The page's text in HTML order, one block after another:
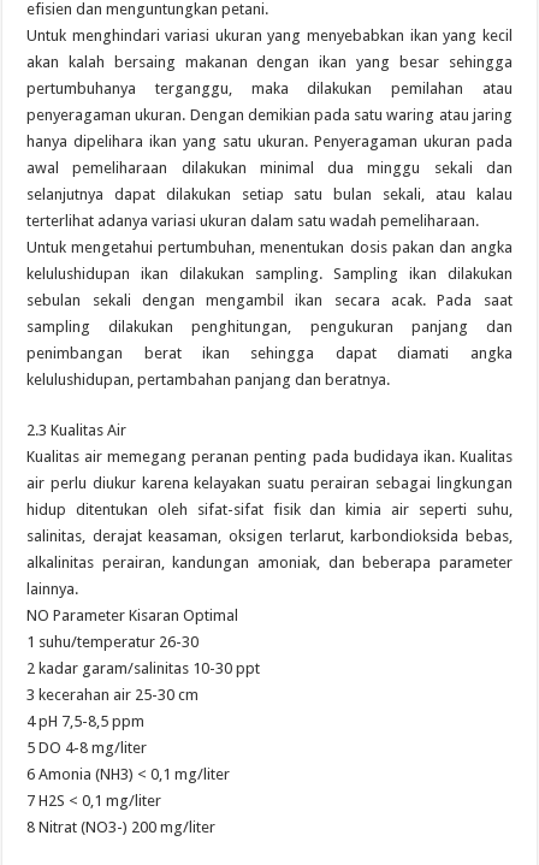
efisien dan menguntungkan petani.
Untuk menghindari variasi ukuran yang menyebabkan ikan yang kecil
akan kalah bersaing makanan dengan ikan yang besar sehingga
pertumbuhanya terganggu, maka dilakukan pemilahan atau
penyeragaman ukuran. Dengan demikian pada satu waring atau jaring
hanya dipelihara ikan yang satu ukuran. Penyeragaman ukuran pada
awal pemeliharaan dilakukan minimal dua minggu sekali dan
selanjutnya dapat dilakukan setiap satu bulan sekali, atau kalau
terterlihat adanya variasi ukuran dalam satu wadah pemeliharaan.
Untuk mengetahui pertumbuhan, menentukan dosis pakan dan angka
kelulushidupan ikan dilakukan sampling. Sampling ikan dilakukan
sebulan sekali dengan mengambil ikan secara acak. Pada saat
sampling dilakukan penghitungan, pengukuran panjang dan
penimbangan berat ikan sehingga dapat diamati angka
kelulushidupan, pertambahan panjang dan beratnya.
2.3 Kualitas Air
Kualitas air memegang peranan penting pada budidaya ikan. Kualitas
air perlu diukur karena kelayakan suatu perairan sebagai lingkungan
hidup ditentukan oleh sifat-sifat fisik dan kimia air seperti suhu,
salinitas, derajat keasaman, oksigen terlarut, karbondioksida bebas,
alkalinitas perairan, kandungan amoniak, dan beberapa parameter
lainnya.
NO Parameter Kisaran Optimal
1 suhu/temperatur 26-30
2 kadar garam/salinitas 10-30 ppt
3 kecerahan air 25-30 cm
4 pH 7,5-8,5 ppm
5 DO 4-8 mg/liter
6 Amonia (NH3) < 0,1 mg/liter
7 H2S < 0,1 mg/liter
8 Nitrat (NO3-) 200 mg/liter